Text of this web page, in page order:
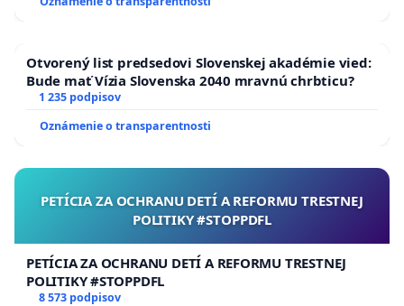
Otvorený list predsedovi Slovenskej akadémie vied:
Bude mať Vízia Slovenska 2040 mravnú chrbticu?
1 235 podpisov
Oznámenie o transparentnosti
PETÍCIA ZA OCHRANU DETÍ A REFORMU TRESTNEJ
POLITIKY #STOPPDFL
PETÍCIA ZA OCHRANU DETÍ A REFORMU TRESTNEJ
POLITIKY #STOPPDFL
8 573 podpisov